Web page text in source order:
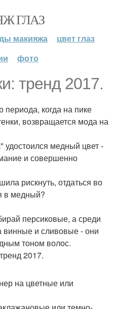
ГЛАЗ
макияжа
цвет глаз
фото
тренд 2017.
периода, когда на пике
возвращается мода на
медный цвет -
и совершенно
рискнуть, отдаться во
в медный?
персиковые, а среди
винные и сливовые - они
тоном волос.
на цветные или